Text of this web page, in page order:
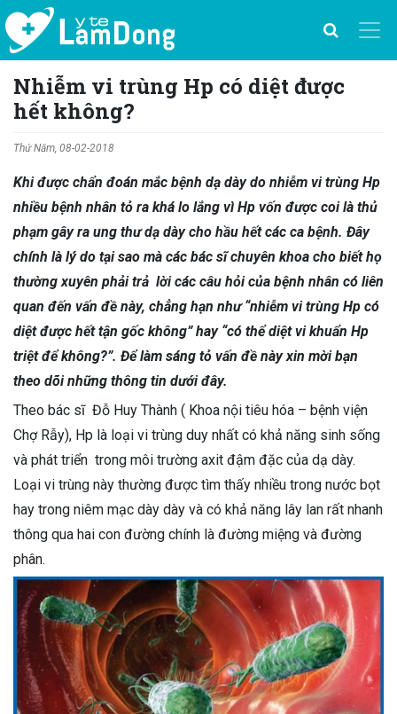
Nhiễm vi trùng Hp có diệt được
hết không?
Thứ Năm, 08-02-2018
Khi được chẩn đoán mắc bệnh dạ dày do nhiễm vi trùng Hp
nhiều bệnh nhân tỏ ra khá lo lắng vì Hp vốn được coi là thủ
phạm gây ra ung thư dạ dày cho hầu hết các ca bệnh. Đây
chính là lý do tại sao mà các bác sĩ chuyên khoa cho biết họ
thường xuyên phải trả lời các câu hỏi của bệnh nhân có liên
quan đến vấn đề này, chẳng hạn như “nhiễm vi trùng Hp có
diệt được hết tận gốc không” hay “có thể diệt vi khuẩn Hp
triệt để không?”. Để làm sáng tỏ vấn đề này xin mời bạn
theo dõi những thông tin dưới đây.
Theo bác sĩ Đỗ Huy Thành ( Khoa nội tiêu hóa – bệnh viện
Chợ Rẫy), Hp là loại vi trùng duy nhất có khả năng sinh sống
và phát triển trong môi trường axit đậm đặc của dạ dày.
Loại vi trùng này thường được tìm thấy nhiều trong nước bọt
hay trong niêm mạc dày dày và có khả năng lây lan rất nhanh
thông qua hai con đường chính là đường miệng và đường
phân.